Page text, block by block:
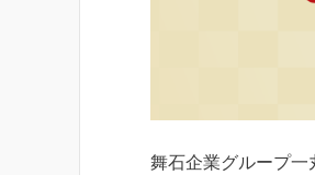
舞石企業グループ一